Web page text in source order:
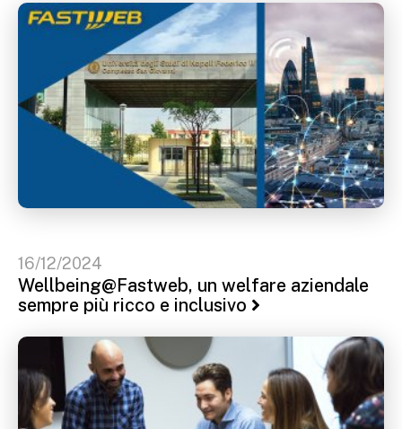
16/12/2024
Wellbeing@Fastweb, un welfare aziendale
sempre più ricco e inclusivo